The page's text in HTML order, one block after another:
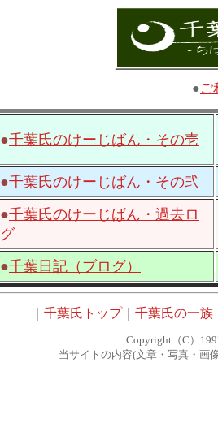
●ご
●千葉氏のけーじばん・その壱
●千葉氏のけーじばん・その弐
●千葉氏のけーじばん・過去ロ
グ
●千葉日記（ブログ）
千葉氏トップ｜ 千葉氏の一族
Copyright（C）
当サイトの内容(文章・写真・画